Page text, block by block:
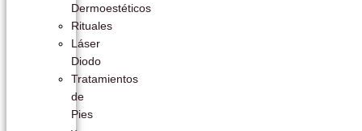
Dermoestéticos
Rituales
Láser
Diodo
Tratamientos
de
Pies